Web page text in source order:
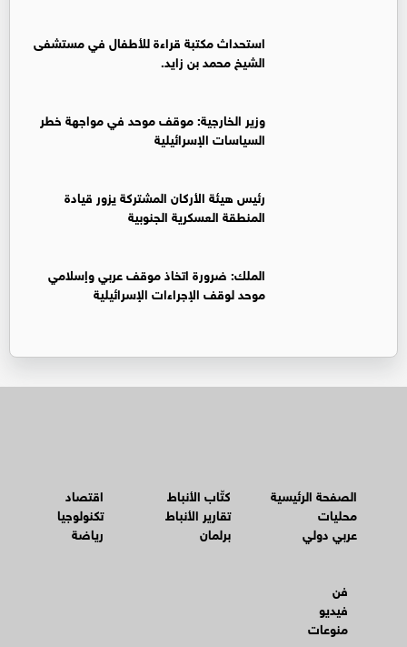
استحداث مكتبة قراءة للأطفال في مستشفى
الشيخ محمد بن زايد.
وزير الخارجية: موقف موحد في مواجهة خطر
السياسات الإسرائيلية
رئيس هيئة الأركان المشتركة يزور قيادة
المنطقة العسكرية الجنوبية
الملك: ضرورة اتخاذ موقف عربي وإسلامي
موحد لوقف الإجراءات الإسرائيلية
الصفحة الرئيسية
محليات
عربي دولي
كتّاب الأنباط
تقارير الأنباط
برلمان
اقتصاد
تكنولوجيا
رياضة
فن
فيديو
منوعات